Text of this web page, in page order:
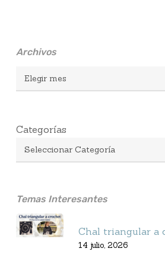
Archivos
Archivos
Categorías
Temas Interesantes
Chal triangular a
14 julio, 2026